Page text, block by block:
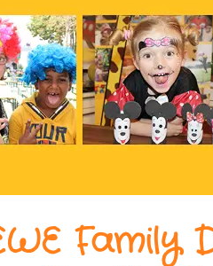
Family